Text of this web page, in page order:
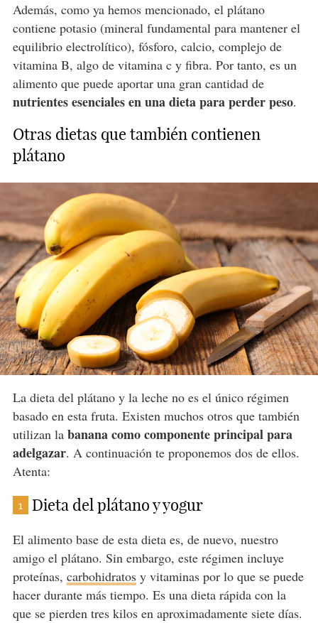
Además, como ya hemos mencionado, el plátano
contiene potasio (mineral fundamental para mantener el
equilibrio electrolítico), fósforo, calcio, complejo de
vitamina B, algo de vitamina c y fibra. Por tanto, es un
alimento que puede aportar una gran cantidad de
nutrientes esenciales en una dieta para perder peso.
Otras dietas que también contienen
plátano
La dieta del plátano y la leche no es el único régimen
basado en esta fruta. Existen muchos otros que también
utilizan la banana como componente principal para
adelgazar. A continuación te proponemos dos de ellos.
Atenta:
1 Dieta del plátano y yogur
El alimento base de esta dieta es, de nuevo, nuestro
amigo el plátano. Sin embargo, este régimen incluye
proteínas, carbohidratosy vitaminas por lo que se puede
hacer durante más tiempo. Es una dieta rápida con la
que se pierden tres kilos en aproximadamente siete días.